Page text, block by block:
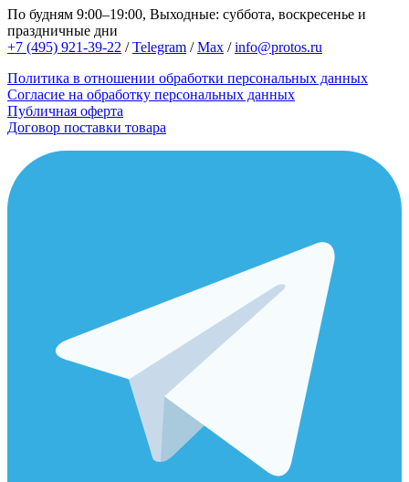
По будням 9:00–19:00, Выходные: суббота, воскресенье и
праздничные дни
+7 (495) 921-39-22 /Telegram /Max /info@protos.ru
Политика в отношении обработки персональных данных
Согласие на обработку персональных данных
Публичная оферта
Договор поставки товара